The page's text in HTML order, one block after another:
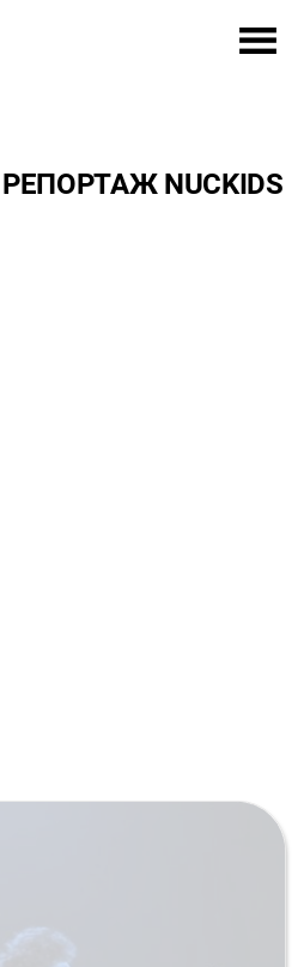
NUCKIDS